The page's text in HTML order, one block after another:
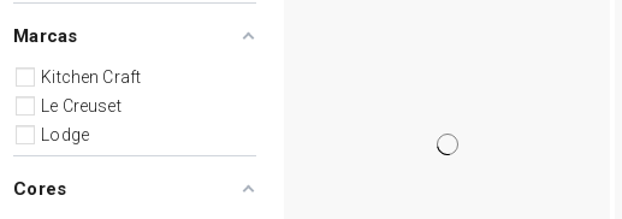
Marcas
Kitchen Craft
Le Creuset
Lodge
Cores